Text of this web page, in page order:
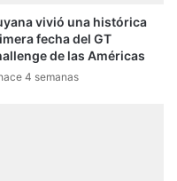
vivió una histórica
fecha del GT
de las Américas
4 semanas